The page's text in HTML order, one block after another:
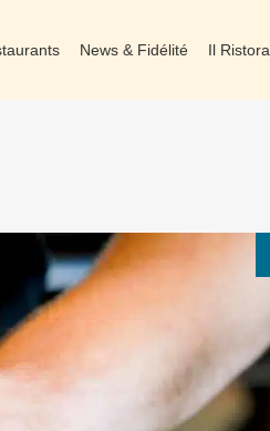
News & Fidélité Il